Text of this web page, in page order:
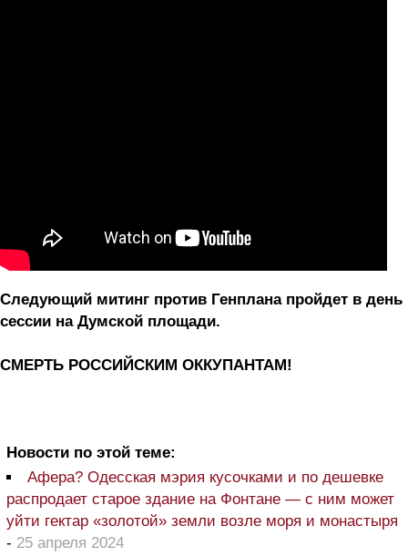
Следующий митинг против Генплана пройдет в день
сессии на Думской площади.
СМЕРТЬ РОССИЙСКИМ ОККУПАНТАМ!
Новости по этой теме:
Афера? Одесская мэрия кусочками и по дешевке
распродает старое здание на Фонтане — с ним может
уйти гектар «золотой» земли возле моря и монастыря
- 25 апреля 2024